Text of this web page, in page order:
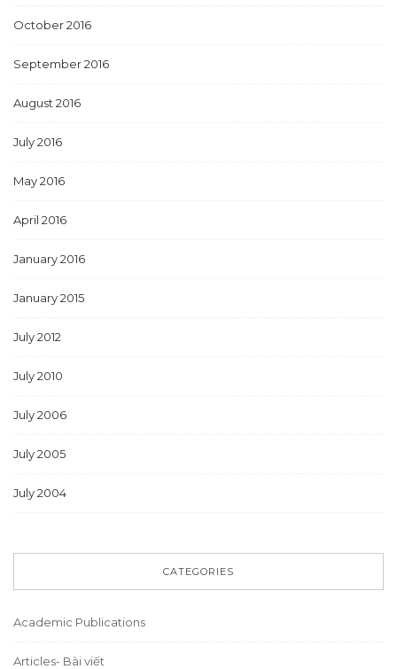
October 2016
September 2016
August 2016
July 2016
May 2016
April 2016
January 2016
January 2015
July 2012
July 2010
July 2006
July 2005
July 2004
CATEGORIES
Academic Publications
Articles- Bài viết